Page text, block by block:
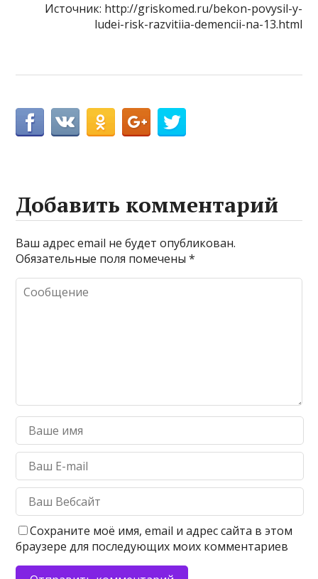
Источник: http://griskomed.ru/bekon-povysil-y-
ludei-risk-razvitiia-demencii-na-13.html
Добавить комментарий
Ваш адрес email не будет опубликован.
Обязательные поля помечены*
Сохраните моё имя, email и адрес сайта в этом
браузере для последующих моих комментариев